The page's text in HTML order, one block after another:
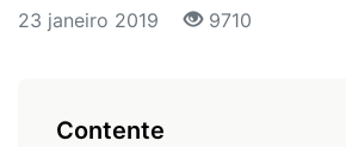
23 janeiro 2019 9710
Contente